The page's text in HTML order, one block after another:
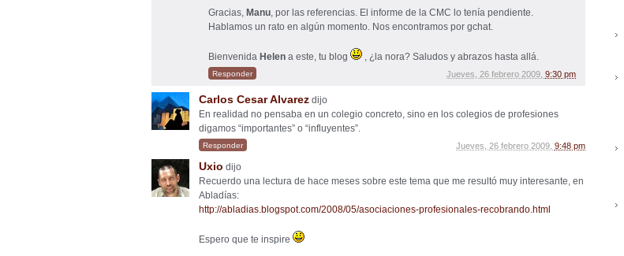
Gracias, Manu, por las referencias. El informe de la CMC lo tenía pendiente.
Hablamos un rato en algún momento. Nos encontramos por gchat.
Bienvenida Helen a este, tu blog , ¿la nora? Saludos y abrazos hasta allá.
Jueves, 26 febrero 2009, 9:30 pm
Responder
Carlos Cesar Alvarez dijo
En realidad no pensaba en un colegio concreto, sino en los colegios de profesiones
digamos “importantes” o “influyentes”.
Jueves, 26 febrero 2009, 9:48 pm
Responder
Uxio dijo
Recuerdo una lectura de hace meses sobre este tema que me resultó muy interesante, en
Abladías:
http://abladias.blogspot.com/2008/05/asociaciones-profesionales-recobrando.html
Espero que te inspire